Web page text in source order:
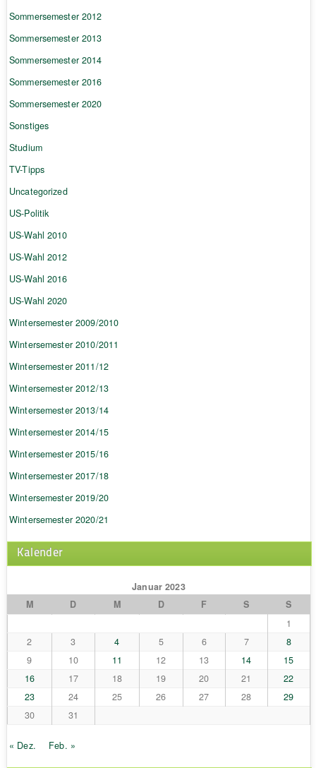
Sommersemester 2012
Sommersemester 2013
Sommersemester 2014
Sommersemester 2016
Sommersemester 2020
Sonstiges
Studium
TV-Tipps
Uncategorized
US-Politik
US-Wahl 2010
US-Wahl 2012
US-Wahl 2016
US-Wahl 2020
Wintersemester 2009/2010
Wintersemester 2010/2011
Wintersemester 2011/12
Wintersemester 2012/13
Wintersemester 2013/14
Wintersemester 2014/15
Wintersemester 2015/16
Wintersemester 2017/18
Wintersemester 2019/20
Wintersemester 2020/21
Kalender
Januar 2023
M
D M D F S
S
1
2
3 4 5 6 7
8
9
10 11 12 13 14
15
16
17 18 19 20 21
22
23
24 25 26 27 28
29
30
31
« Dez. Feb. »